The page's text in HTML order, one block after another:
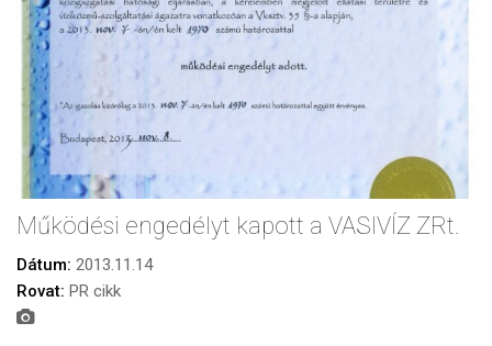
Működési engedélyt kapott a VASIVÍZ ZRt.
Dátum: 2013.11.14
Rovat: PR cikk